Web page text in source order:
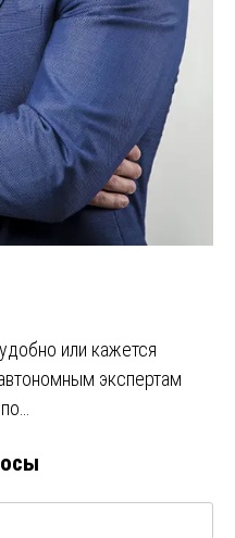
или кажется
экспертам